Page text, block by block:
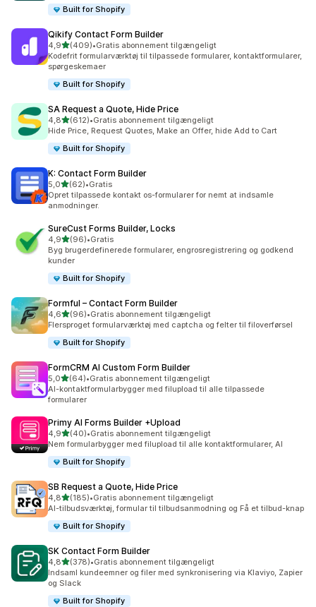
Built for Shopify
Qikify Contact Form Builder
4,9ud af 5 stjerner
(409)
409 anmeldelser i alt
•Gratis abonnement tilgængeligt
Kodefrit formularværktøj til tilpassede formularer, kontaktformularer,
spørgeskemaer
Built for Shopify
SA Request a Quote, Hide Price
4,8ud af 5 stjerner
(612)
612 anmeldelser i alt
•Gratis abonnement tilgængeligt
Hide Price, Request Quotes, Make an Offer, hide Add to Cart
Built for Shopify
K: Contact Form Builder
5,0ud af 5 stjerner
(62)
62 anmeldelser i alt
•Gratis
Opret tilpassede kontakt os-formularer for nemt at indsamle
anmodninger.
SureCust Forms Builder, Locks
4,9ud af 5 stjerner
(96)
96 anmeldelser i alt
•Gratis
Byg brugerdefinerede formularer, engrosregistrering og godkend
kunder
Built for Shopify
Formful – Contact Form Builder
4,6ud af 5 stjerner
(96)
96 anmeldelser i alt
•Gratis abonnement tilgængeligt
Flersproget formularværktøj med captcha og felter til filoverførsel
Built for Shopify
FormCRM AI Custom Form Builder
5,0ud af 5 stjerner
(64)
64 anmeldelser i alt
•Gratis abonnement tilgængeligt
AI-kontaktformularbygger med filupload til alle tilpassede
formularer
Primy AI Forms Builder +Upload
4,9ud af 5 stjerner
(40)
40 anmeldelser i alt
•Gratis abonnement tilgængeligt
Nem formularbygger med filupload til alle kontaktformularer, AI
Built for Shopify
SB Request a Quote, Hide Price
4,8ud af 5 stjerner
(185)
185 anmeldelser i alt
•Gratis abonnement tilgængeligt
AI-tilbudsværktøj, formular til tilbudsanmodning og Få et tilbud-knap
Built for Shopify
SK Contact Form Builder
4,8ud af 5 stjerner
(378)
378 anmeldelser i alt
•Gratis abonnement tilgængeligt
Indsaml kundeemner og filer med synkronisering via Klaviyo, Zapier
og Slack
Built for Shopify